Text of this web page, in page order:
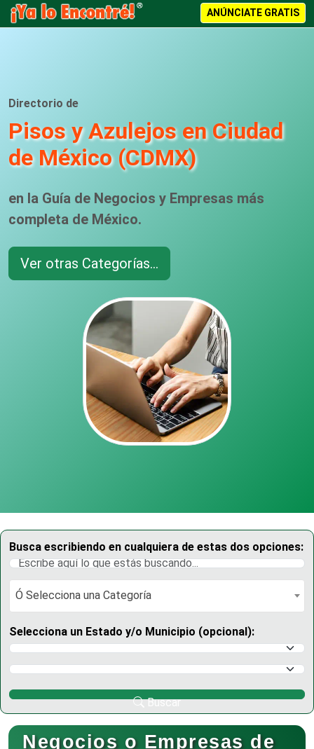
ANÚNCIATE GRATIS
Directorio de
Pisos y Azulejos en Ciudad
de México (CDMX)
en la Guía de Negocios y Empresas más
completa de México.
Ver otras Categorías...
Busca escribiendo en cualquiera de estas dos opciones:
Ó Selecciona una Categoría
Ó Selecciona una Categoría
Selecciona un Estado y/o Municipio (opcional):
Selecciona un Estado
Selecciona un Municipio
Buscar
Negocios o Empresas de